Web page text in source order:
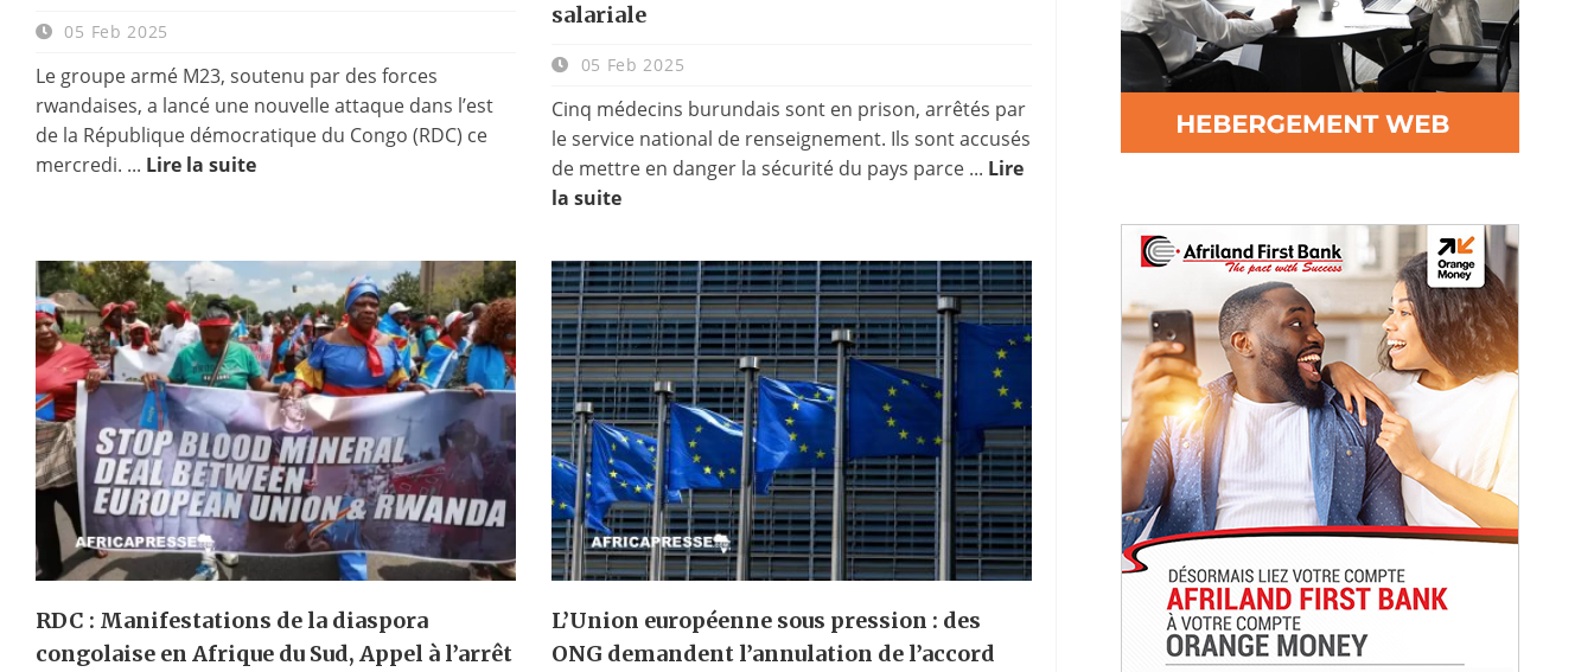
05 Feb 2025
Le groupe armé M23, soutenu par des forces
rwandaises, a lancé une nouvelle attaque dans l’est
de la République démocratique du Congo (RDC) ce
mercredi. ... Lire la suite
salariale
05 Feb 2025
Cinq médecins burundais sont en prison, arrêtés par
le service national de renseignement. Ils sont accusés
de mettre en danger la sécurité du pays parce ... Lire
la suite
RDC : Manifestations de la diaspora
congolaise en Afrique du Sud, Appel à l’arrêt
L’Union européenne sous pression : des
ONG demandent l’annulation de l’accord